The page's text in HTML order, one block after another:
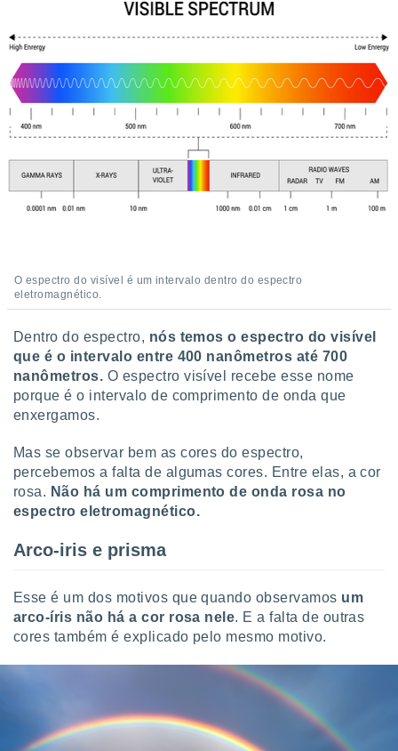
utilizar
criar
medir
medir o
de
ou
fontes,
melhorar
dados
através
estudos
e
de
1199
O espectro do visível é um intervalo dentro do espectro
eletromagnético.
Dentro do espectro, nós temos o espectro do visível
que é o intervalo entre 400 nanômetros até 700
nanômetros. O espectro visível recebe esse nome
porque é o intervalo de comprimento de onda que
enxergamos.
Mas se observar bem as cores do espectro,
percebemos a falta de algumas cores. Entre elas, a cor
rosa. Não há um comprimento de onda rosa no
espectro eletromagnético.
Arco-iris e prisma
Esse é um dos motivos que quando observamos um
arco-íris não há a cor rosa nele. E a falta de outras
cores também é explicado pelo mesmo motivo.